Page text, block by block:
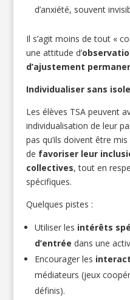
d’anxiété, souvent
Il s’agit moins de tout «
une attitude d’
d’ajustement
Individualiser sans
Les élèves TSA peuvent
individualisation de leur
pas qu’ils doivent être
de favoriser leur
collectives, tout en
spécifiques.
Quelques pistes :
Utiliser les intérêts
d’entrée dans une
Encourager les
médiateurs (jeux
définis).